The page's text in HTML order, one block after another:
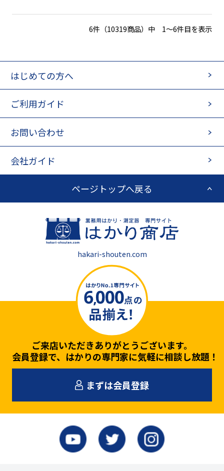
6件（10319商品）中 1～6件目を表示
ご来店いただきありがとうございます。
会員登録で、はかりの専門家に気軽に相談し放題！
まずは会員登録
はじめての方へ
ご利用ガイド
お問い合わせ
会社ガイド
ページトップへ戻る
hakari-shouten.com